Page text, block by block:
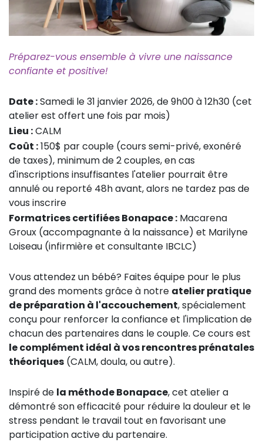
Préparez-vous ensemble à vivre une naissance
confiante et positive!
Date :Samedi le 31 janvier 2026, de 9h00 à 12h30 (cet
atelier est offert une fois par mois)
Lieu :CALM
Coût :150$ par couple (cours semi-privé, exonéré
de taxes), minimum de 2 couples, en cas
d'inscriptions insuffisantes l'atelier pourrait être
annulé ou reporté 48h avant, alors ne tardez pas de
vous inscrire
Formatrices certifiées Bonapace : Macarena
Groux (accompagnante à la naissance) et Marilyne
Loiseau (infirmière et consultante IBCLC)
Vous attendez un bébé? Faites équipe pour le plus
grand des moments grâce à notre atelier pratique
de préparation à l'accouchement, spécialement
conçu pour renforcer la confiance et l'implication de
chacun des partenaires dans le couple. Ce cours est
le complément idéal à vos rencontres prénatales
théoriques (CALM, doula, ou autre).
Inspiré de la méthode Bonapace, cet atelier a
démontré son efficacité pour réduire la douleur et le
stress pendant le travail tout en favorisant une
participation active du partenaire.